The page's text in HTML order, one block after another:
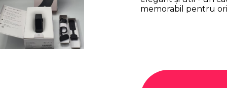
memorabil pentru